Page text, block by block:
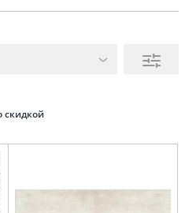
скидкой